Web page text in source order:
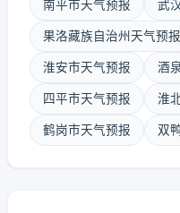
南平市天气预报 武
果洛藏族自治州天气预报
淮安市天气预报 酒
四平市天气预报 淮
鹤岗市天气预报 双